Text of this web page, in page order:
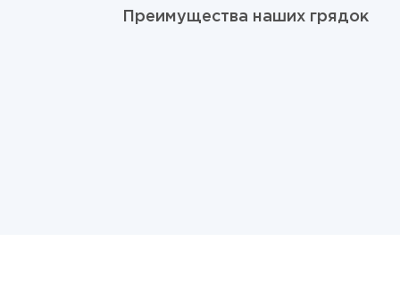
Преимущества наших грядок